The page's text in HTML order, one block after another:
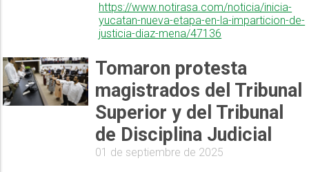
https://www.notirasa.com/noticia/inicia-
yucatan-nueva-etapa-en-la-imparticion-de-
justicia-diaz-mena/47136
Tomaron protesta
magistrados del Tribunal
Superior y del Tribunal
de Disciplina Judicial
01 de septiembre de 2025